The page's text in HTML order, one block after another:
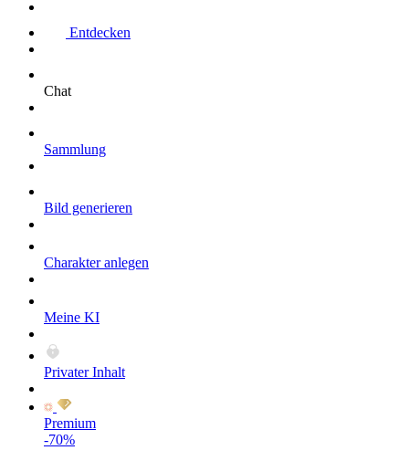
Entdecken
Chat
Sammlung
Bild generieren
Charakter anlegen
Meine KI
Privater Inhalt
Premium
-70%